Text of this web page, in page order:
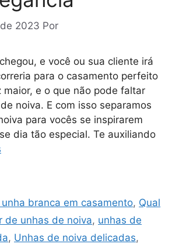
2023 Por
e você ou sua cliente irá
para o casamento perfeito
maior, e o que não pode faltar
noiva. E com isso separamos
para vocês se inspirarem
dia tão especial. Te auxiliando
branca em casamento, Qual
de unhas de noiva, unhas de
, Unhas de noiva delicadas,